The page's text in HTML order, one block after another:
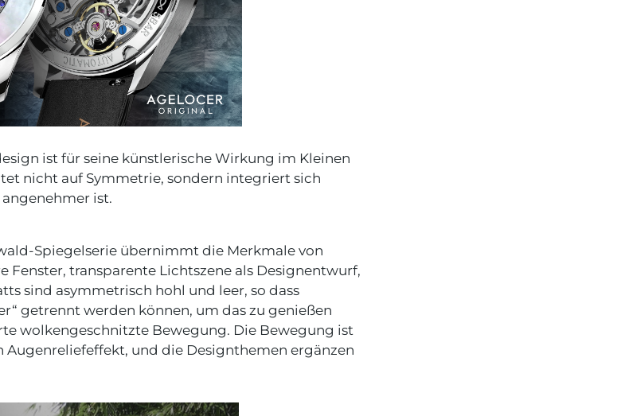
ist für seine künstlerische Wirkung im Kleinen
nicht auf Symmetrie, sondern integriert sich
ist.
Spiegelserie übernimmt die Merkmale von
Fenster, transparente Lichtszene als Designentwurf,
sind asymmetrisch hohl und leer, so dass
getrennt werden können, um das zu genießen
wolkengeschnitzte Bewegung. Die Bewegung ist
Augenreliefeffekt, und die Designthemen ergänzen